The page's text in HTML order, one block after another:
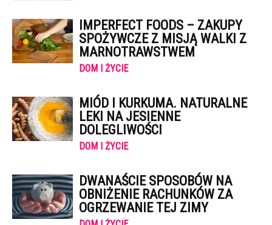
IMPERFECT FOODS – ZAKUPY
SPOŻYWCZE Z MISJĄ WALKI Z
MARNOTRAWSTWEM
DOM I ŻYCIE
MIÓD I KURKUMA. NATURALNE
LEKI NA JESIENNE
DOLEGLIWOŚCI
DOM I ŻYCIE
DWANAŚCIE SPOSOBÓW NA
OBNIŻENIE RACHUNKÓW ZA
OGRZEWANIE TEJ ZIMY